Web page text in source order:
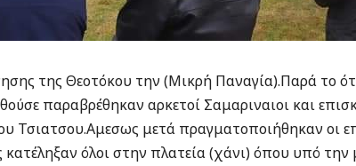
της Θεοτόκου την (Μικρή Παναγία).Παρά το
παραβρέθηκαν αρκετοί Σαμαριναιοι και
Τσιατσου.Αμεσως μετά πραγματοποιήθηκαν οι
κατέληξαν όλοι στην πλατεία (χάνι) όπου υπό